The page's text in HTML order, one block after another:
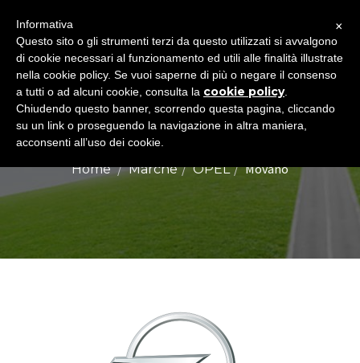
OPEL MOVANO
Home Marche OPEL Movano
×
Informativa
Questo sito o gli strumenti terzi da questo utilizzati si avvalgono
di cookie necessari al funzionamento ed utili alle finalità illustrate
nella cookie policy. Se vuoi saperne di più o negare il consenso
a tutti o ad alcuni cookie, consulta la cookie policy.
Chiudendo questo banner, scorrendo questa pagina, cliccando
su un link o proseguendo la navigazione in altra maniera,
acconsenti all’uso dei cookie.